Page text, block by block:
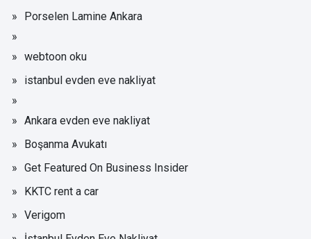
Porselen Lamine Ankara
webtoon oku
istanbul evden eve nakliyat
Ankara evden eve nakliyat
Boşanma Avukatı
Get Featured On Business Insider
KKTC rent a car
Verigom